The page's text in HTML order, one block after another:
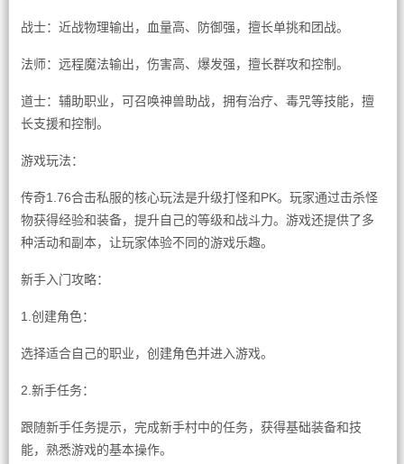
战士：近战物理输出，血量高、防御强，擅长单挑和团战。
法师：远程魔法输出，伤害高、爆发强，擅长群攻和控制。
道士：辅助职业，可召唤神兽助战，拥有治疗、毒咒等技能，擅
长支援和控制。
游戏玩法：
传奇1.76合击私服的核心玩法是升级打怪和PK。玩家通过击杀怪
物获得经验和装备，提升自己的等级和战斗力。游戏还提供了多
种活动和副本，让玩家体验不同的游戏乐趣。
新手入门攻略：
1.创建角色：
选择适合自己的职业，创建角色并进入游戏。
2.新手任务：
跟随新手任务提示，完成新手村中的任务，获得基础装备和技
能，熟悉游戏的基本操作。